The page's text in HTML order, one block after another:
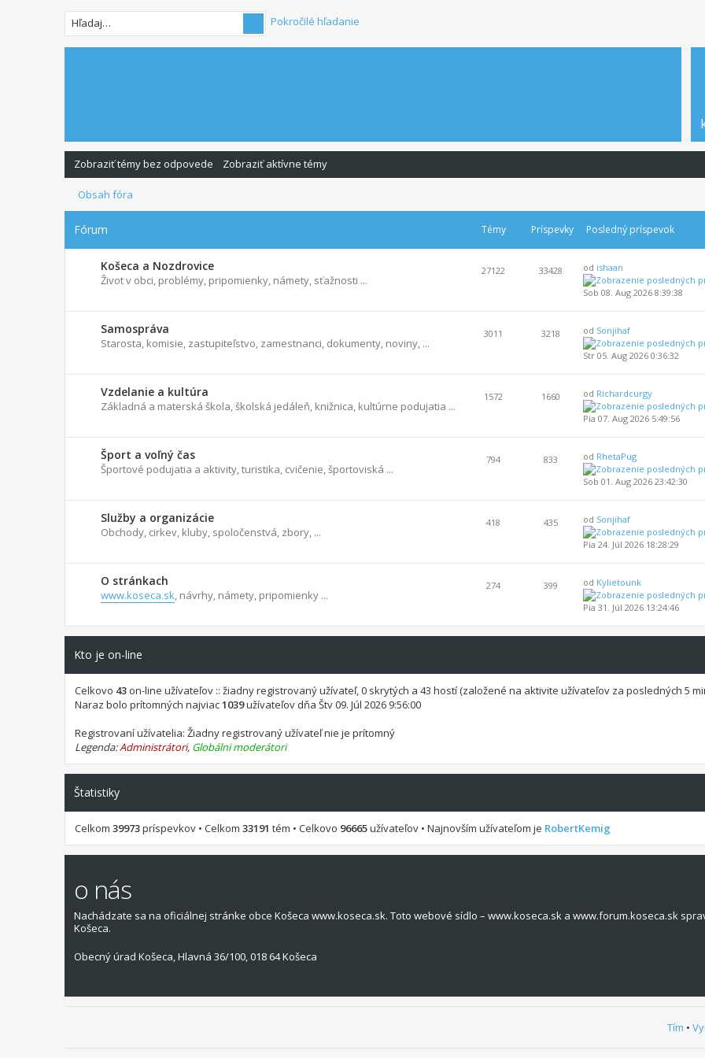
Pokročilé hľadanie
Zobraziť témy bez odpovede Zobraziť aktívne témy
Obsah fóra
Fórum Témy Príspevky Posledný príspevok
Košeca a Nozdrovice
Život v obci, problémy, pripomienky, námety, sťažnosti ...
27122 33428 od ishaan
Sob 08. Aug 2026 8:39:38
Samospráva
Starosta, komisie, zastupiteľstvo, zamestnanci, dokumenty, noviny, ...
3011 3218 od Sonjihaf
Str 05. Aug 2026 0:36:32
Vzdelanie a kultúra
Základná a materská škola, školská jedáleň, knižnica, kultúrne podujatia ...
1572 1660 od Richardcurgy
Pia 07. Aug 2026 5:49:56
Šport a voľný čas
Športové podujatia a aktivity, turistika, cvičenie, športoviská ...
794 833 od RhetaPug
Sob 01. Aug 2026 23:42:30
Služby a organizácie
Obchody, cirkev, kluby, spoločenstvá, zbory, ...
418 435 od Sonjihaf
Pia 24. Júl 2026 18:28:29
O stránkach
www.koseca.sk, návrhy, námety, pripomienky ...
274 399 od Kylietounk
Pia 31. Júl 2026 13:24:46
Kto je on-line
Celkovo 43 on-line užívateľov :: žiadny registrovaný užívateľ, 0 skrytých a 43 hostí (založené na aktivite užívateľov za posledných 5
Naraz bolo prítomných najviac1039užívateľov dňa Štv 09. Júl 2026 9:56:00
Registrovaní užívatelia: Žiadny registrovaný užívateľ nie je prítomný
Legenda:Administrátori, Globálni moderátori
Štatistiky
Celkom 39973príspevkov • Celkom 33191 tém • Celkovo 96665užívateľov • Najnovším užívateľom je RobertKemig
o nás
Nachádzate sa na oficiálnej stránke obce Košeca www.koseca.sk. Toto webové sídlo – www.koseca.sk a www.forum.koseca.sk
Košeca.
Obecný úrad Košeca, Hlavná 36/100, 018 64 Košeca
Tím •